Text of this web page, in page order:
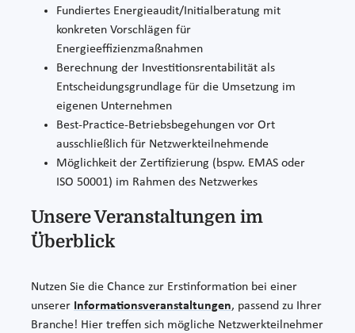
Fundiertes Energieaudit/Initialberatung mit
konkreten Vorschlägen für
Energieeffizienzmaßnahmen
Berechnung der Investitionsrentabilität als
Entscheidungsgrundlage für die Umsetzung im
eigenen Unternehmen
Best-Practice-Betriebsbegehungen vor Ort
ausschließlich für Netzwerkteilnehmende
Möglichkeit der Zertifizierung (bspw. EMAS oder
ISO 50001) im Rahmen des Netzwerkes
Unsere Veranstaltungen im
Überblick
Nutzen Sie die Chance zur Erstinformation bei einer
unserer Informationsveranstaltungen, passend zu Ihrer
Branche! Hier treffen sich mögliche Netzwerkteilnehmer